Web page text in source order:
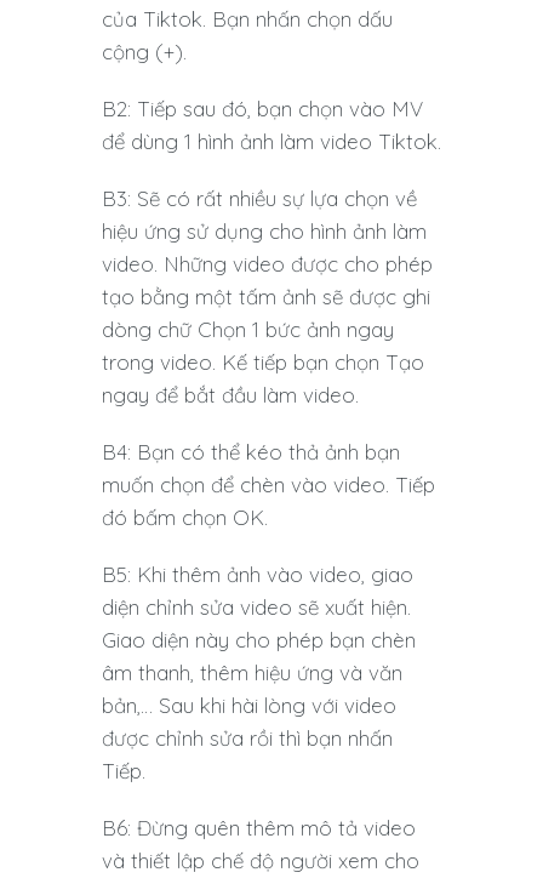
của Tiktok. Bạn nhấn chọn dấu
cộng (+).
B2: Tiếp sau đó, bạn chọn vào MV
để dùng 1 hình ảnh làm video Tiktok.
B3: Sẽ có rất nhiều sự lựa chọn về
hiệu ứng sử dụng cho hình ảnh làm
video. Những video được cho phép
tạo bằng một tấm ảnh sẽ được ghi
dòng chữ Chọn 1 bức ảnh ngay
trong video. Kế tiếp bạn chọn Tạo
ngay để bắt đầu làm video.
B4: Bạn có thể kéo thả ảnh bạn
muốn chọn để chèn vào video. Tiếp
đó bấm chọn OK.
B5: Khi thêm ảnh vào video, giao
diện chỉnh sửa video sẽ xuất hiện.
Giao diện này cho phép bạn chèn
âm thanh, thêm hiệu ứng và văn
bản,… Sau khi hài lòng với video
được chỉnh sửa rồi thì bạn nhấn
Tiếp.
B6: Đừng quên thêm mô tả video
và thiết lập chế độ người xem cho